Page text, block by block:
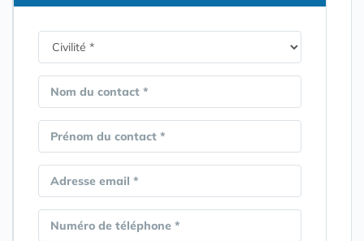
Nom du contact *
Prénom du contact *
Adresse email *
Numéro de téléphone *